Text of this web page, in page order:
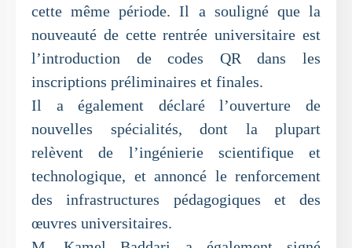
cette même période. Il a souligné que la
nouveauté de cette rentrée universitaire est
l’introduction de codes QR dans les
inscriptions préliminaires et finales.
Il a également déclaré l’ouverture de
nouvelles spécialités, dont la plupart
relèvent de l’ingénierie scientifique et
technologique, et annoncé le renforcement
des infrastructures pédagogiques et des
œuvres universitaires.